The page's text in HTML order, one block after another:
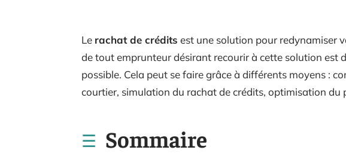
Le rachat de crédits est une solution pour redynamiser
de tout emprunteur désirant recourir à cette solution est
possible. Cela peut se faire grâce à différents moyens :
courtier, simulation du rachat de crédits, optimisation du
Sommaire